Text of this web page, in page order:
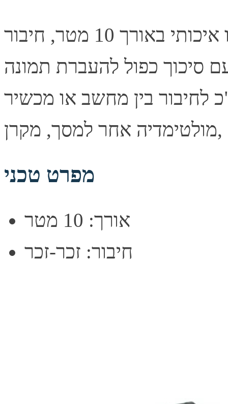
כבל וידאו איכותי באורך 10 מטר, חיבור VGA מסוג זכר בשני
סיכוך כפול להעברת תמונה
לחיבור בין מחשב או מכשיר
מפרט טכני
אורך: 10 מטר
חיבור: זכר-זכר